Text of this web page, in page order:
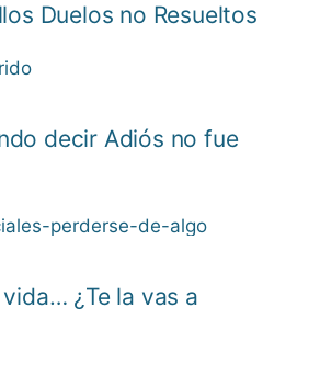
Duelos no Resueltos
decir Adiós no fue
¿Te la vas a